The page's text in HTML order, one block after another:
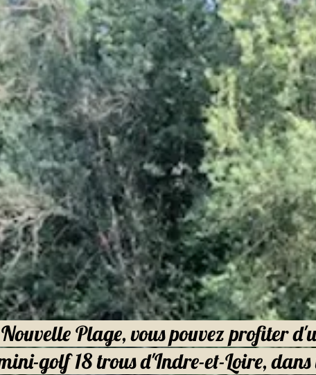
Plage, vous pouvez profiter
golf 18 trous d'Indre-et-Loire,